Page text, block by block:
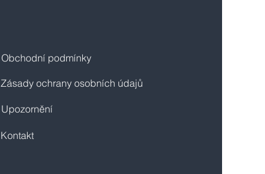
Obchodní podmínky
Zásady ochrany osobních údajů
Upozornění
Kontakt